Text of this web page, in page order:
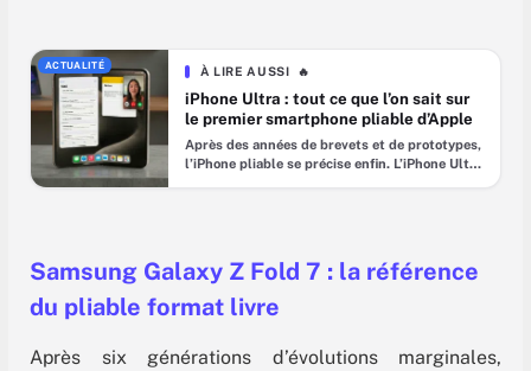
ACTUALITÉ À LIRE AUSSI 🔥
iPhone Ultra : tout ce que l’on sait sur
le premier smartphone pliable d’Apple
Après des années de brevets et de prototypes,
l’iPhone pliable se précise enfin. L’iPhone Ultra
l’essai à l’automne 2026 ? Faisons
Samsung Galaxy Z Fold 7 : la référence
du pliable format livre
Après six générations d’évolutions marginales,